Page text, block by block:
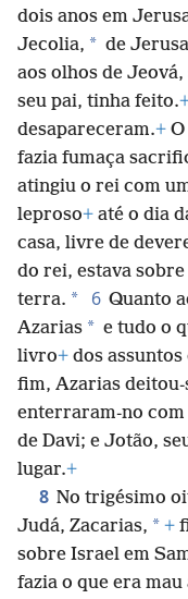
dois anos em
Jecolia, * de
aos olhos de
seu pai, tinha feito.
desapareceram.+
fazia fumaça
atingiu o rei com
leproso+ até o dia
casa, livre de
do rei, estava
terra. * 6 Quanto
Azarias * e tudo o
livro+ dos assuntos
fim, Azarias deitou-
enterraram-no com
de Davi; e Jotão,
lugar.+
8 No trigésimo
Judá, Zacarias, * +
sobre Israel em
fazia o que era